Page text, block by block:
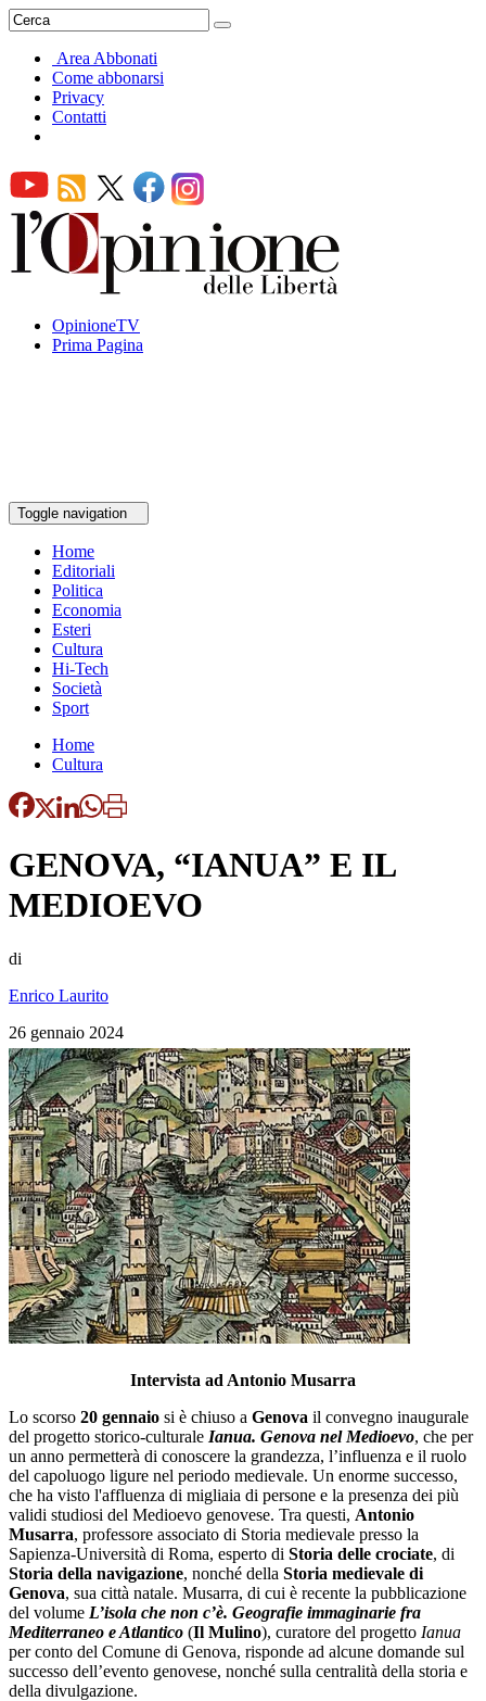
Area Abbonati
Come abbonarsi
Privacy
Contatti
OpinioneTV
Prima Pagina
Toggle navigation
Home
Editoriali
Politica
Economia
Esteri
Cultura
Hi-Tech
Società
Sport
Home
Cultura
GENOVA, “IANUA” E IL
MEDIOEVO
di
Enrico Laurito
26 gennaio 2024
Intervista ad Antonio Musarra
Lo scorso 20 gennaio si è chiuso a Genova il convegno inaugurale
del progetto storico-culturale Ianua. Genova nel Medioevo, che per
un anno permetterà di conoscere la grandezza, l’influenza e il ruolo
del capoluogo ligure nel periodo medievale. Un enorme successo,
che ha visto l'affluenza di migliaia di persone e la presenza dei più
validi studiosi del Medioevo genovese. Tra questi, Antonio
Musarra, professore associato di Storia medievale presso la
Sapienza-Università di Roma, esperto di Storia delle crociate, di
Storia della navigazione, nonché della Storia medievale di
Genova, sua città natale. Musarra, di cui è recente la pubblicazione
del volume L’isola che non c’è. Geografie immaginarie fra
Mediterraneo e Atlantico (Il Mulino), curatore del progetto Ianua
per conto del Comune di Genova, risponde ad alcune domande sul
successo dell’evento genovese, nonché sulla centralità della storia e
della divulgazione.